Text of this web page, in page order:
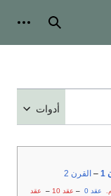
بحث
أدوات
– القرن 2
عقد 0 – عقد 10 – عقد